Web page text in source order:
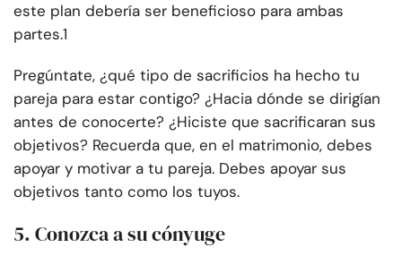
este plan debería ser beneficioso para ambas
partes.1
Pregúntate, ¿qué tipo de sacrificios ha hecho tu
pareja para estar contigo? ¿Hacia dónde se dirigían
antes de conocerte? ¿Hiciste que sacrificaran sus
objetivos? Recuerda que, en el matrimonio, debes
apoyar y motivar a tu pareja. Debes apoyar sus
objetivos tanto como los tuyos.
5. Conozca a su cónyuge